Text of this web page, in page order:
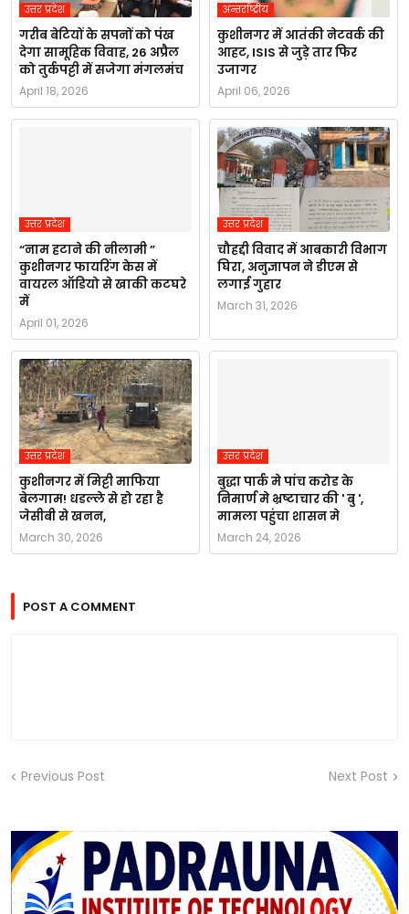
उत्तर प्रदेश
गरीब बेटियों के सपनों को पंख
देगा सामूहिक विवाह, 26 अप्रैल
को तुर्कपट्टी में सजेगा मंगलमंच
April 18, 2026
अन्तर्राष्ट्रीय
कुशीनगर में आतंकी नेटवर्क की
आहट, ISIS से जुड़े तार फिर
उजागर
April 06, 2026
उत्तर प्रदेश
“नाम हटाने की नीलामी ”
कुशीनगर फायरिंग केस में
वायरल ऑडियो से खाकी कटघरे
में
April 01, 2026
उत्तर प्रदेश
चौहद्दी विवाद में आबकारी विभाग
घिरा, अनुज्ञापन ने डीएम से
लगाई गुहार
March 31, 2026
उत्तर प्रदेश
कुशीनगर में मिट्टी माफिया
बेलगाम! धडल्ले से हो रहा है
जेसीबी से खनन,
March 30, 2026
उत्तर प्रदेश
बुद्धा पार्क मे पांच करोड के
निमार्ण मे भ्रष्टाचार की ' बु ',
मामला पहुंचा शासन मे
March 24, 2026
POST A COMMENT
Previous Post Next Post